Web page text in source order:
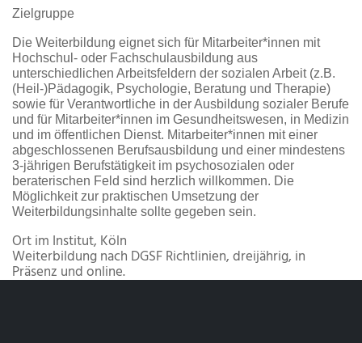
Zielgruppe
Die Weiterbildung eignet sich für Mitarbeiter*innen mit
Hochschul- oder Fachschulausbildung aus
unterschiedlichen Arbeitsfeldern der sozialen Arbeit (z.B.
(Heil-)Pädagogik, Psychologie, Beratung und Therapie)
sowie für Verantwortliche in der Ausbildung sozialer Berufe
und für Mitarbeiter*innen im Gesundheitswesen, in Medizin
und im öffentlichen Dienst. Mitarbeiter*innen mit einer
abgeschlossenen Berufsausbildung und einer mindestens
3-jährigen Berufstätigkeit im psychosozialen oder
beraterischen Feld sind herzlich willkommen. Die
Möglichkeit zur praktischen Umsetzung der
Weiterbildungsinhalte sollte gegeben sein.
Ortim Institut, Köln
Weiterbildung nach DGSF Richtlinien, dreijährig, in
Präsenz und online.